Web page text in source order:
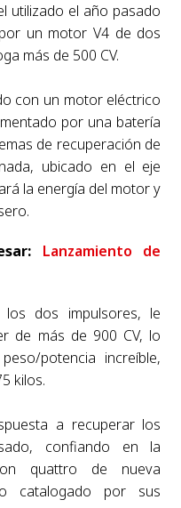
utilizado el año pasado
un motor V4 de dos
más de 500 CV.
con un motor eléctrico
por una batería
de recuperación de
ubicado en el eje
la energía del motor y
Lanzamiento de
dos impulsores, le
de más de 900 CV, lo
potencia increíble,
kilos.
a recuperar los
confiando en la
quattro de nueva
catalogado por sus